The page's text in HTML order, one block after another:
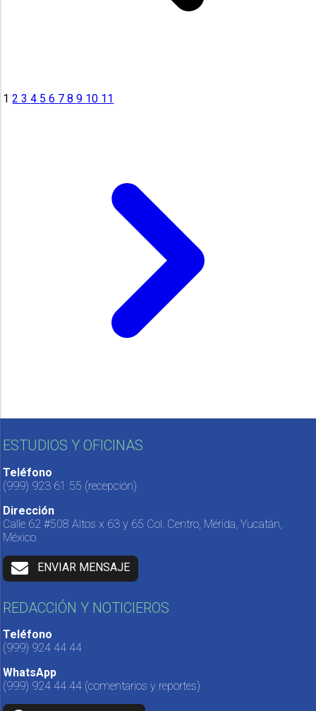
1 234 56 789 10 11
ESTUDIOS Y OFICINAS
Teléfono
(999) 923 61 55 (recepción)
Dirección
Calle 62 #508 Altos x 63 y 65 Col. Centro, Mérida, Yucatán,
México.
ENVIAR MENSAJE
REDACCIÓN Y NOTICIEROS
Teléfono
(999) 924 44 44
WhatsApp
(999) 924 44 44 (comentarios y reportes)